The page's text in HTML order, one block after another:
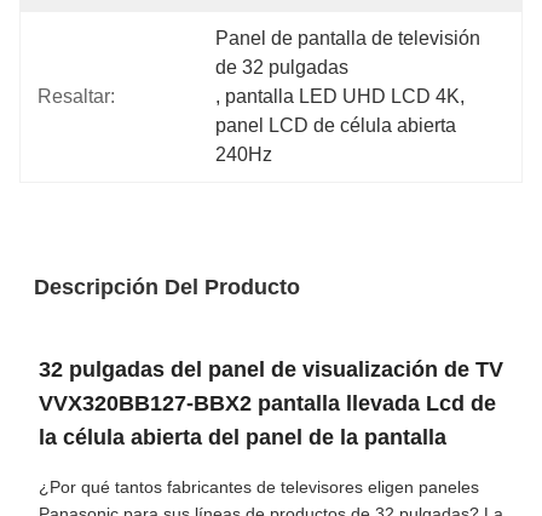
Resaltar:
Panel de pantalla de televisión
de 32 pulgadas
, pantalla LED UHD LCD 4K,
panel LCD de célula abierta
240Hz
Descripción Del Producto
32 pulgadas del panel de visualización de TV
VVX320BB127-BBX2 pantalla llevada Lcd de
la célula abierta del panel de la pantalla
¿Por qué tantos fabricantes de televisores eligen paneles